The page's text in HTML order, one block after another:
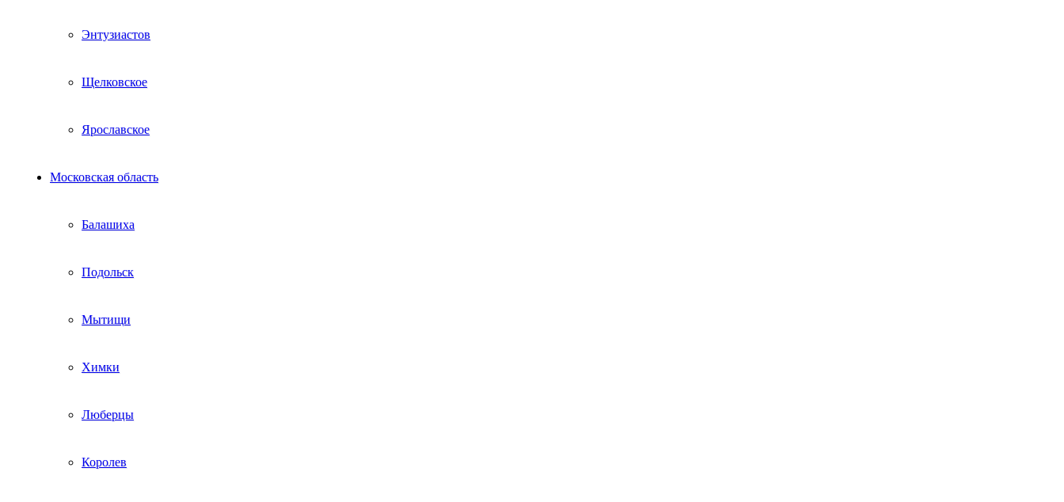
Энтузиастов
Щелковское
Ярославское
Московская область
Балашиха
Подольск
Мытищи
Химки
Люберцы
Королев